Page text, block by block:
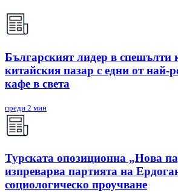
Българският лидер в спешълти
китайския пазар с едни от най-
кафе в света
преди 2 мин
Турската опозиционна „Нова
изпреварва партията на
социологическо проучване